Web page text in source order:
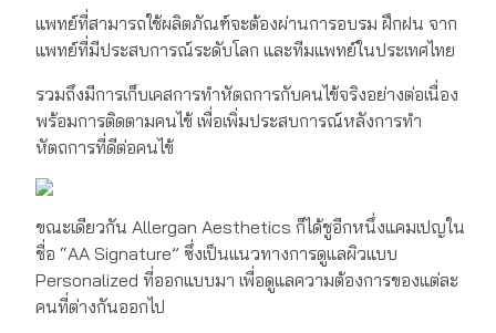
แพทย์ที่สามารถใช้ผลิตภัณฑ์จะต้องผ่านการอบรม ฝึกฝน จาก
แพทย์ที่มีประสบการณ์ระดับโลก และทีมแพทย์ในประเทศไทย
รวมถึงมีการเก็บเคสการทำหัตถการกับคนไข้จริงอย่างต่อเนื่อง
พร้อมการติดตามคนไข้ เพื่อเพิ่มประสบการณ์หลังการทำ
หัตถการที่ดีต่อคนไข้
ขณะเดียวกัน Allergan Aesthetics ก็ได้ชูอีกหนึ่งแคมเปญใน
ชื่อ “AA Signature” ซึ่งเป็นแนวทางการดูแลผิวแบบ
Personalized ที่ออกแบบมา เพื่อดูแลความต้องการของแต่ละ
คนที่ต่างกันออกไป